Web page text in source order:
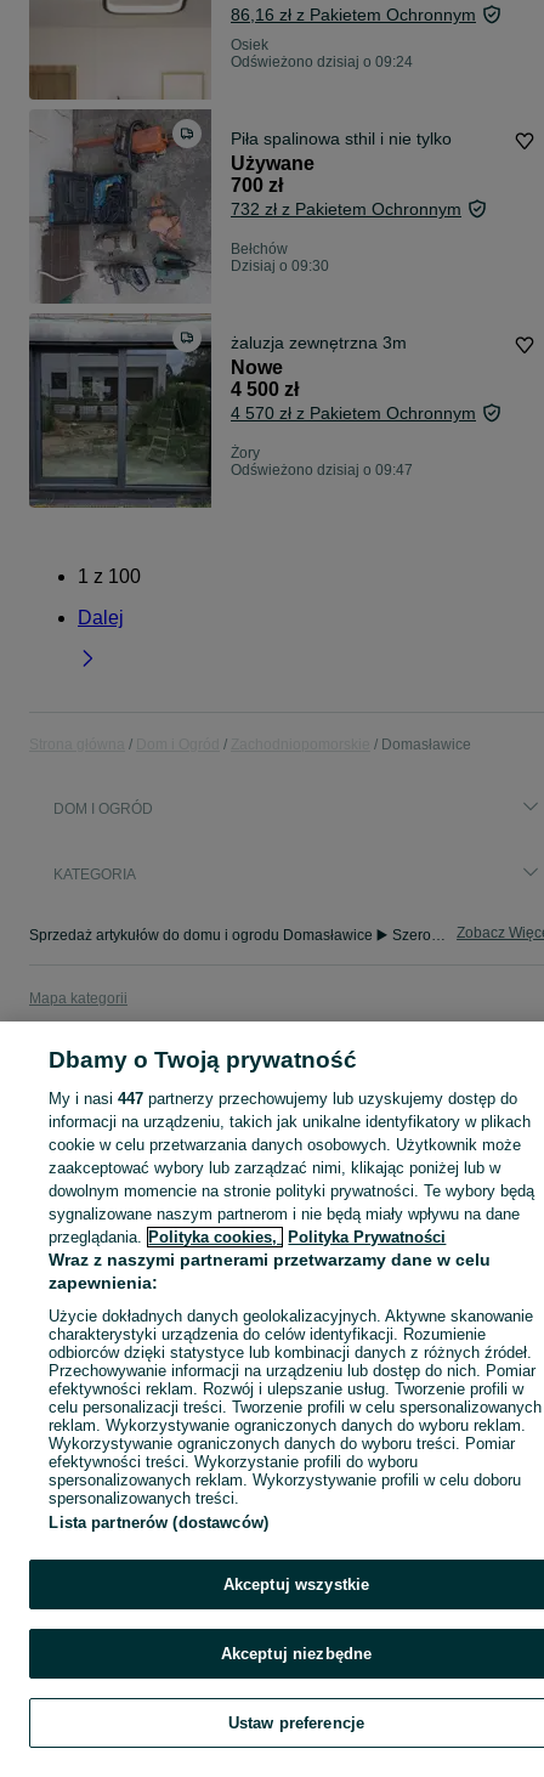
86,16 zł z Pakietem Ochronnym
Osiek
Odświeżono dzisiaj o 09:24
Piła spalinowa sthil i nie tylko
Używane
700 zł
732 zł z Pakietem Ochronnym
Bełchów
Dzisiaj o 09:30
żaluzja zewnętrzna 3m
Nowe
4 500 zł
4 570 zł z Pakietem Ochronnym
Żory
Odświeżono dzisiaj o 09:47
1 z 100
Dalej
Domasławice
DOM I OGRÓD
KATEGORIA
Sprzedaż artykułów do domu i ogrodu Domasławice ▶️ Szeroki wybór modeli i materiałów ✅ Nowe i używane w atrakcyjnych cenach ☝ Sprawdź oferty na OLX.pl! Zobacz
Mapa kategorii
Mapa ministron
Popularne wyszukiwania
Szukaj Obserwujesz Dodaj Czat
Dbamy o Twoją prywatność
My i nasi447 partnerzy przechowujemy lub uzyskujemy dostęp do
informacji na urządzeniu, takich jak unikalne identyfikatory w plikach
cookie w celu przetwarzania danych osobowych. Użytkownik może
zaakceptować wybory lub zarządzać nimi, klikając poniżej lub w
dowolnym momencie na stronie polityki prywatności. Te wybory będą
sygnalizowane naszym partnerom i nie będą miały wpływu na dane
przeglądania. Polityka cookies, Polityka Prywatności
Wraz z naszymi partnerami przetwarzamy dane w celu
zapewnienia:
Użycie dokładnych danych geolokalizacyjnych. Aktywne skanowanie
charakterystyki urządzenia do celów identyfikacji. Rozumienie
odbiorców dzięki statystyce lub kombinacji danych z różnych źródeł.
Przechowywanie informacji na urządzeniu lub dostęp do nich. Pomiar
efektywności reklam. Rozwój i ulepszanie usług. Tworzenie profili w
celu personalizacji treści. Tworzenie profili w celu spersonalizowanych
reklam. Wykorzystywanie ograniczonych danych do wyboru reklam.
Wykorzystywanie ograniczonych danych do wyboru treści. Pomiar
efektywności treści. Wykorzystanie profili do wyboru
spersonalizowanych reklam. Wykorzystywanie profili w celu doboru
spersonalizowanych treści.
Lista partnerów (dostawców)
Akceptuj wszystkie
Akceptuj niezbędne
Ustaw preferencje